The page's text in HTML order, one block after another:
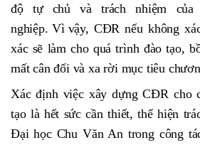
độ tự chủ và trách nhiệm
nghiệp. Vì vậy, CĐR nếu không
xác sẽ làm cho quá trình đào tạo,
mất cân đối và xa rời mục tiêu
Xác định việc xây dựng CĐR cho
tạo là hết sức cần thiết, thể hiện
Đại học Chu Văn An trong công